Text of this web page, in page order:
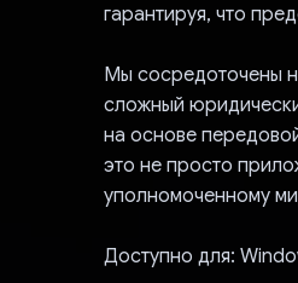
гарантируя, что
Мы сосредоточены
сложный
на основе
это не просто
уполномоченному
Доступно для: